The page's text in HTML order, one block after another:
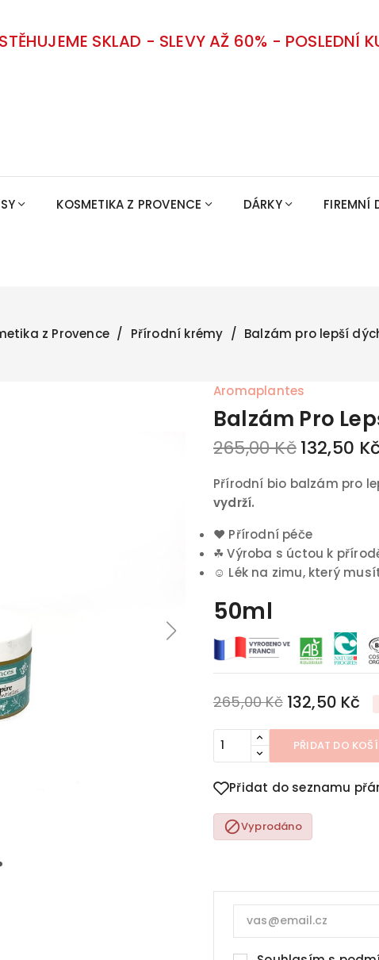
STĚHUJEME SKLAD - SLEVY AŽ 60% - POSLEDNÍ
KOSMETIKA Z PROVENCE DÁRKY FIREMNÍ
z Provence Přírodní krémy Balzám pro lepší
Aromaplantes
Balzám Pro
265,00 Kč132,50
Přírodní bio balzám pro
vydrží.
♥ Přírodní péče
☘Výroba s úctou k
☺ Lék na zimu, který
50ml
265,00 Kč 132,50 Kč
PŘIDAT DO
Přidat do seznamu
Vyprodáno